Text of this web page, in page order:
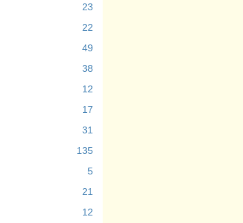
23
22
49
38
12
17
31
135
5
21
12